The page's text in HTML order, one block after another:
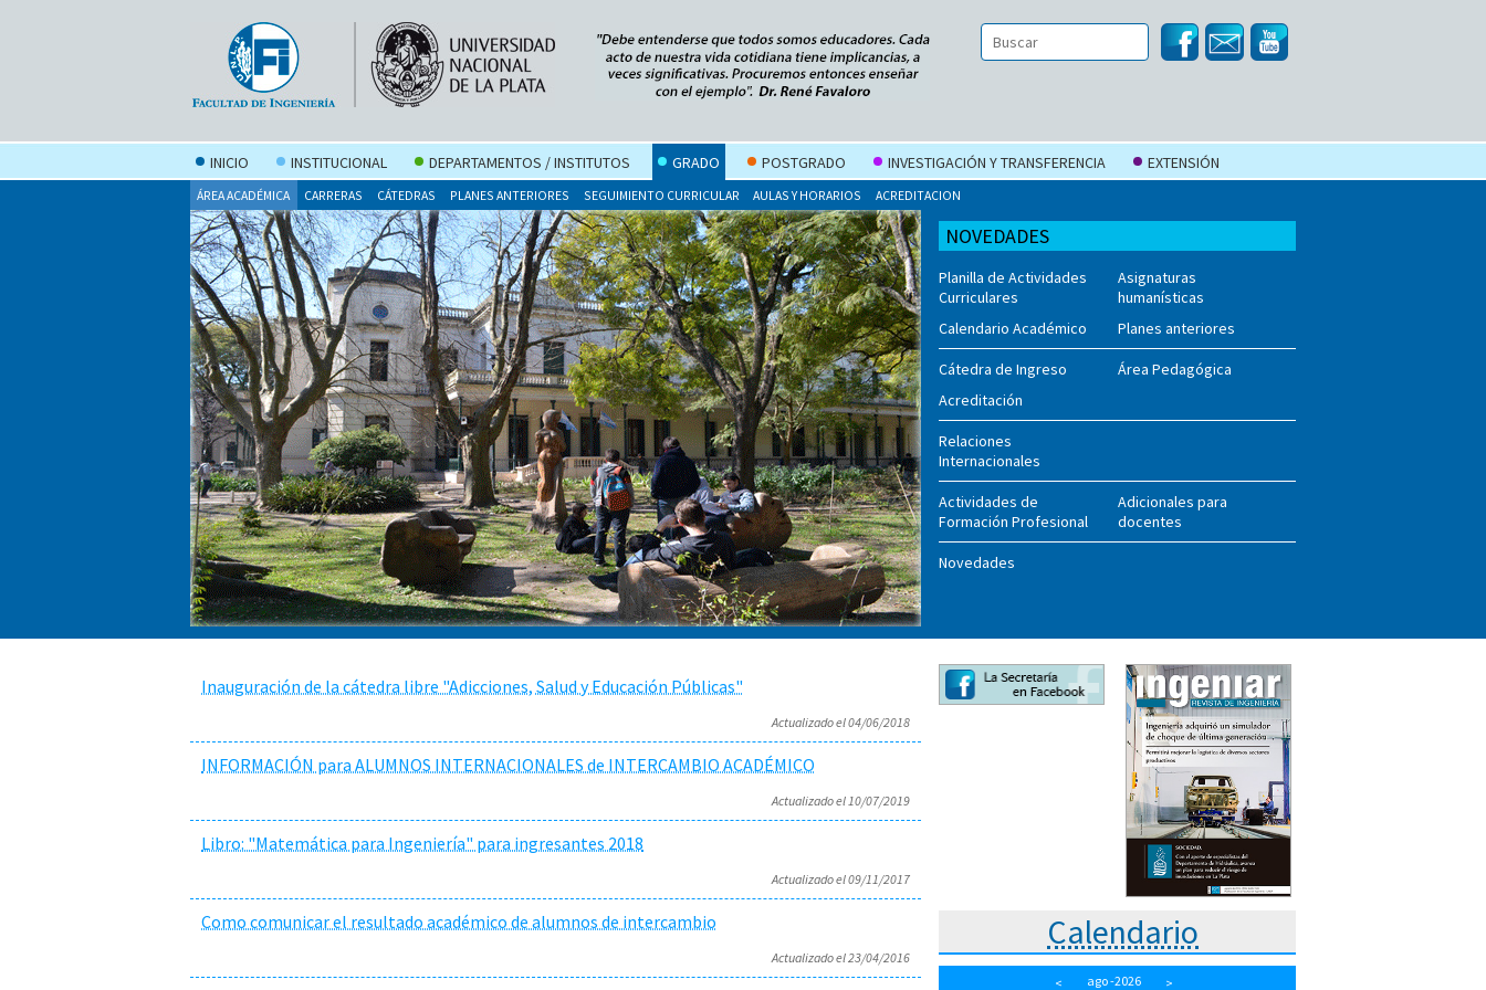
INICIO INSTITUCIONAL DEPARTAMENTOS / INSTITUTOS GRADO POSTGRADO INVESTIGACIÓN Y TRANSFERENCIA EXTENSIÓN
ÁREA ACADÉMICA CARRERAS CÁTEDRAS PLANES ANTERIORES SEGUIMIENTO CURRICULAR AULAS Y HORARIOS ACREDITACION
NOVEDADES
Planilla de Actividades
Curriculares
Asignaturas
humanísticas
Calendario Académico
Planes anteriores
Cátedra de Ingreso
Área Pedagógica
Acreditación
Relaciones
Internacionales
Actividades de
Formación Profesional
Adicionales para
docentes
Novedades
Inauguración de la cátedra libre "Adicciones, Salud y Educación Públicas"
Actualizado el 04/06/2018
INFORMACIÓN para ALUMNOS INTERNACIONALES de INTERCAMBIO ACADÉMICO
Actualizado el 10/07/2019
Libro: "Matemática para Ingeniería" para ingresantes 2018
Actualizado el 09/11/2017
Como comunicar el resultado académico de alumnos de intercambio
Actualizado el 23/04/2016
Calendario
< ago-2026 >